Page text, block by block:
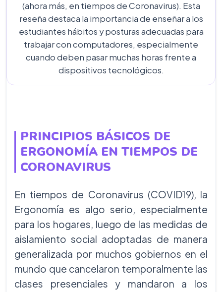
(ahora más, en tiempos de Coronavirus). Esta
reseña destaca la importancia de enseñar a los
estudiantes hábitos y posturas adecuadas para
trabajar con computadores, especialmente
cuando deben pasar muchas horas frente a
dispositivos tecnológicos.
PRINCIPIOS BÁSICOS DE
ERGONOMÍA EN TIEMPOS DE
CORONAVIRUS
En tiempos de Coronavirus (COVID19), la
Ergonomía es algo serio, especialmente
para los hogares, luego de las medidas de
aislamiento social adoptadas de manera
generalizada por muchos gobiernos en el
mundo que cancelaron temporalmente las
clases presenciales y mandaron a los